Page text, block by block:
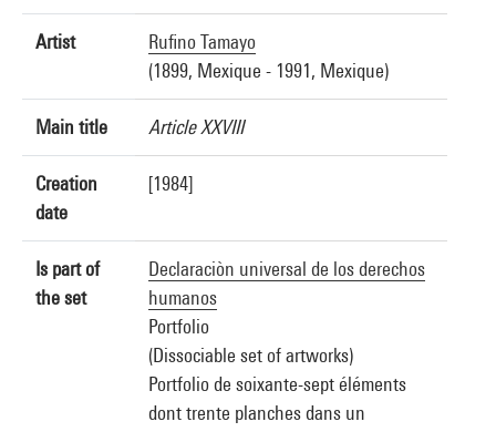
Artist
Rufino Tamayo
(1899, Mexique - 1991, Mexique)
Main title Article XXVIII
Creation
date
[1984]
Is part of
the set
Declaraciòn universal de los derechos
humanos
Portfolio
(Dissociable set of artworks)
Portfolio de soixante-sept éléments
dont trente planches dans un